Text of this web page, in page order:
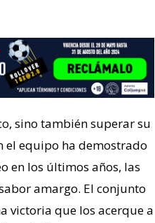
sino también superar su
el equipo ha demostrado
en los últimos años, las
amargo. El conjunto
victoria que los acerque a